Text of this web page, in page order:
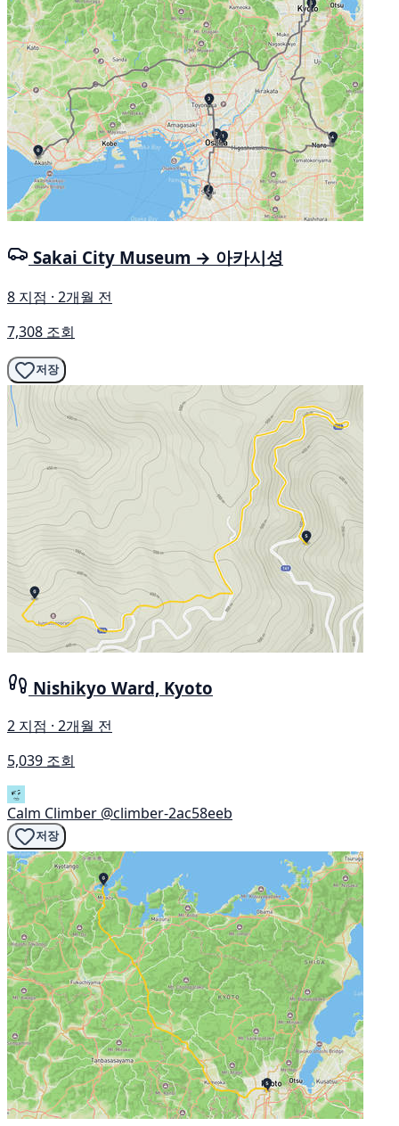
Sakai City Museum → 아카시성
8 지점 · 2개월 전
7,308 조회
저장
Nishikyo Ward, Kyoto
2 지점 · 2개월 전
5,039 조회
Calm Climber @climber-2ac58eeb
저장